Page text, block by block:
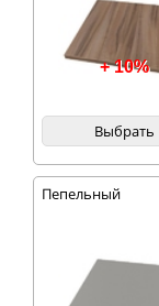
+ 10%
Выбрать
Пепельный